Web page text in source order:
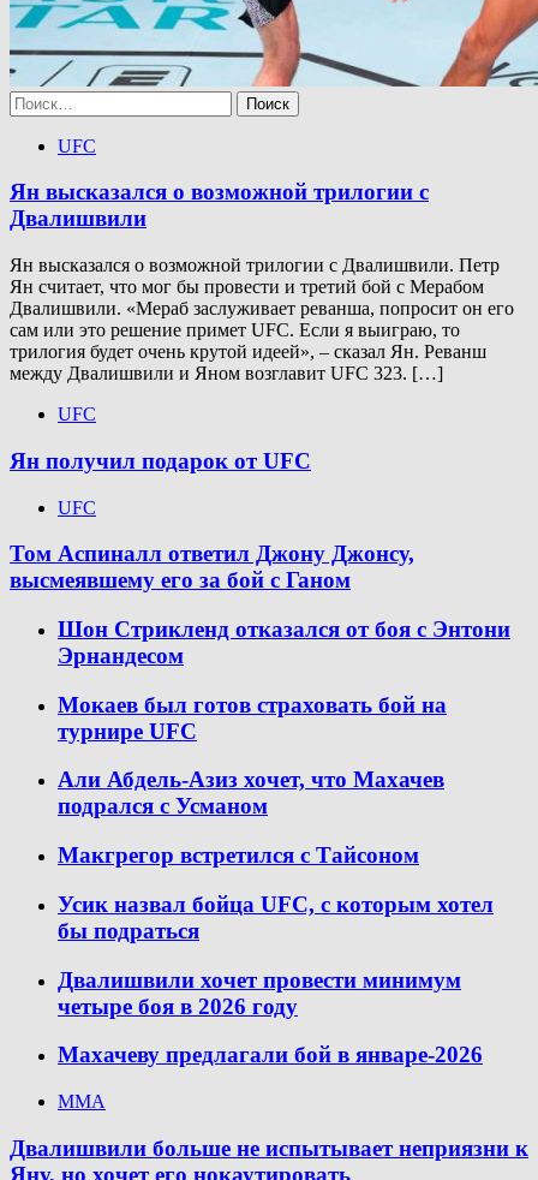
Найти:
UFC
Ян высказался о возможной трилогии с
Двалишвили
Ян высказался о возможной трилогии с Двалишвили. Петр
Ян считает, что мог бы провести и третий бой с Мерабом
Двалишвили. «Мераб заслуживает реванша, попросит он его
сам или это решение примет UFC. Если я выиграю, то
трилогия будет очень крутой идеей», – сказал Ян. Реванш
между Двалишвили и Яном возглавит UFC 323. […]
UFC
Ян получил подарок от UFC
UFC
Том Аспиналл ответил Джону Джонсу,
высмеявшему его за бой с Ганом
Шон Стрикленд отказался от боя с Энтони
Эрнандесом
Мокаев был готов страховать бой на
турнире UFC
Али Абдель-Азиз хочет, что Махачев
подрался с Усманом
Макгрегор встретился с Тайсоном
Усик назвал бойца UFC, с которым хотел
бы подраться
Двалишвили хочет провести минимум
четыре боя в 2026 году
Махачеву предлагали бой в январе-2026
ММА
Двалишвили больше не испытывает неприязни к
Яну, но хочет его нокаутировать